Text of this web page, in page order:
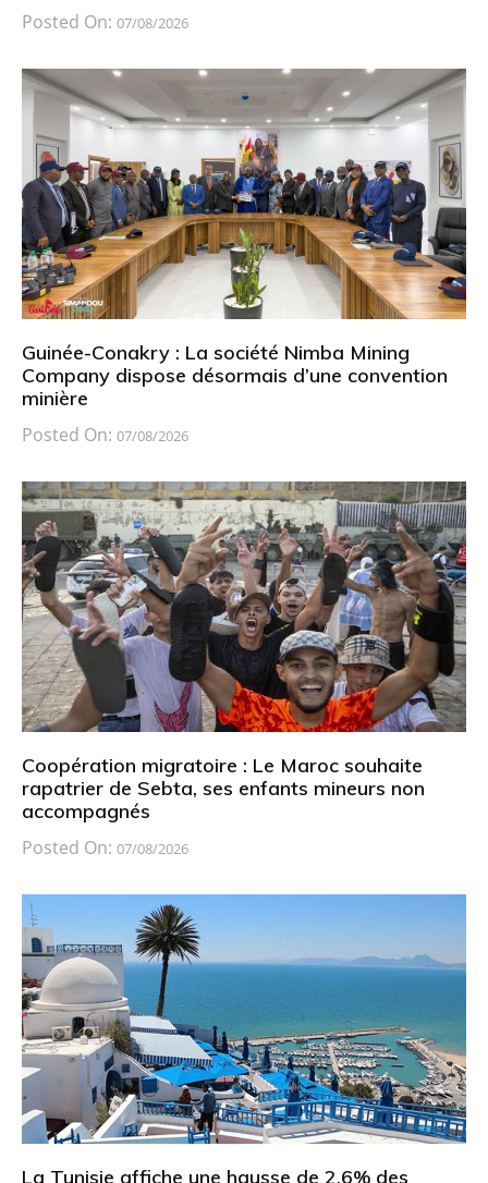
Posted On: 07/08/2026
Guinée-Conakry : La société Nimba Mining
Company dispose désormais d’une convention
minière
Posted On: 07/08/2026
Coopération migratoire : Le Maroc souhaite
rapatrier de Sebta, ses enfants mineurs non
accompagnés
Posted On: 07/08/2026
La Tunisie affiche une hausse de 2,6% des